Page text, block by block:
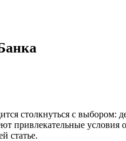
столкнуться с выбором:
условия
статье.